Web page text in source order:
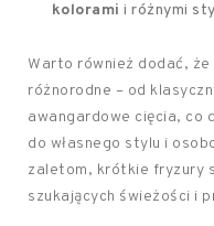
kolorami i różnymi
Warto również dodać,
różnorodne – od
awangardowe cięcia, co
do własnego stylu i
zaletom, krótkie fryzury
szukających świeżości i